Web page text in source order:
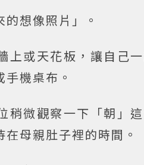
想像照片」。
上或天花板，讓自己
機桌布。
稍微觀察一下「朝」
母親肚子裡的時間。